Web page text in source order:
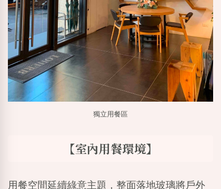
獨立用餐區
【室內用餐環境】
用餐空間延續綠意主題，整面落地玻璃將戶外